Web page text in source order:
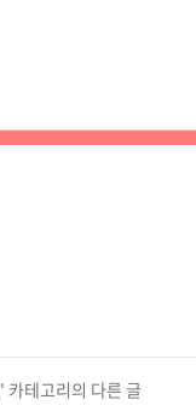
' 카테고리의 다른 글